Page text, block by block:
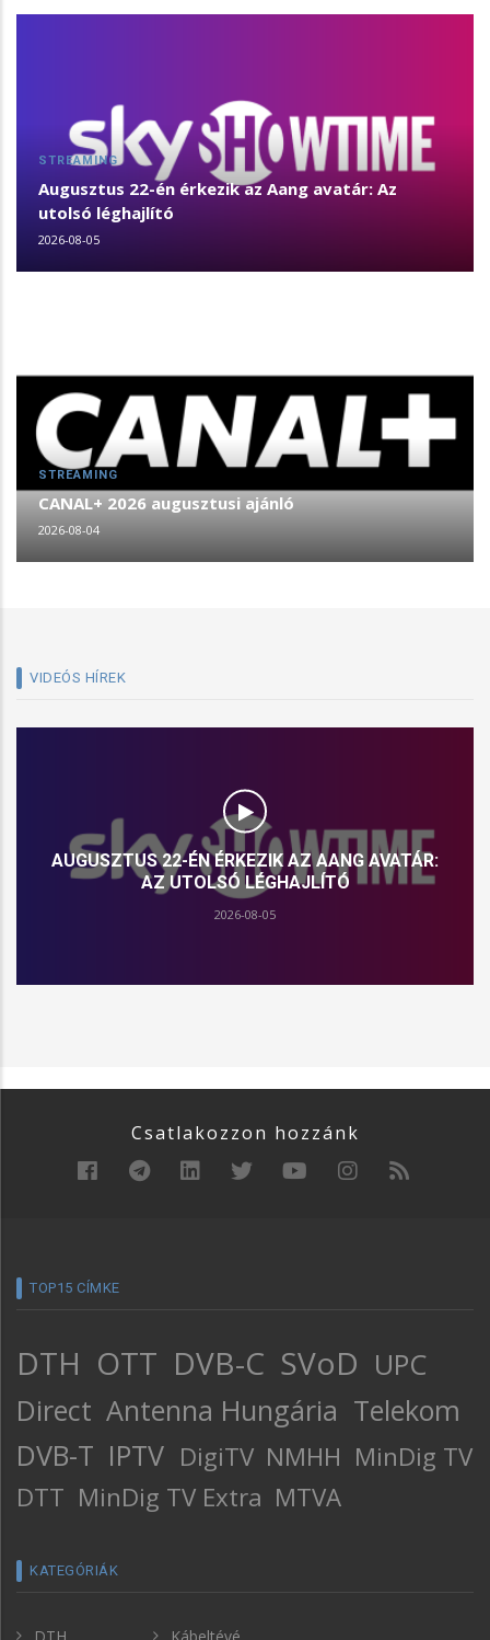
STREAMING
Augusztus 22-én érkezik az Aang avatár: Az
utolsó léghajlító
2026-08-05
STREAMING
CANAL+ 2026 augusztusi ajánló
2026-08-04
VIDEÓS HÍREK
AUGUSZTUS 5-ÉN ÉRKEZIK „A STAR WARS:
LÁTOMÁSOK BEMUTATJA: A KILENCEDIK JEDI” A
DISNEY+-RA
2026-08-03
Csatlakozzon hozzánk
TOP15 CÍMKE
DTH OTT DVB-C SVoD UPC
Direct Antenna Hungária Telekom
DVB-T IPTV DigiTV NMHH MinDig TV
DTT MinDig TV Extra MTVA
KATEGÓRIÁK